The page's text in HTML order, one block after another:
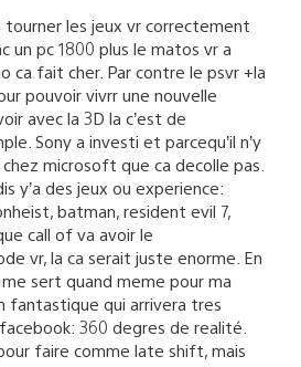
tourner les jeux vr correctement
un pc 1800 plus le matos vr a
ca fait cher. Par contre le psvr +la
pouvoir vivrr une nouvelle
avec la 3D la c’est de
Sony a investi et parcequ’il n’y
microsoft que ca decolle pas.
y’a des jeux ou experience:
batman, resident evil 7,
call of va avoir le
vr, la ca serait juste enorme. En
sert quand meme pour ma
fantastique qui arrivera tres
360 degres de realité.
pour faire comme late shift, mais